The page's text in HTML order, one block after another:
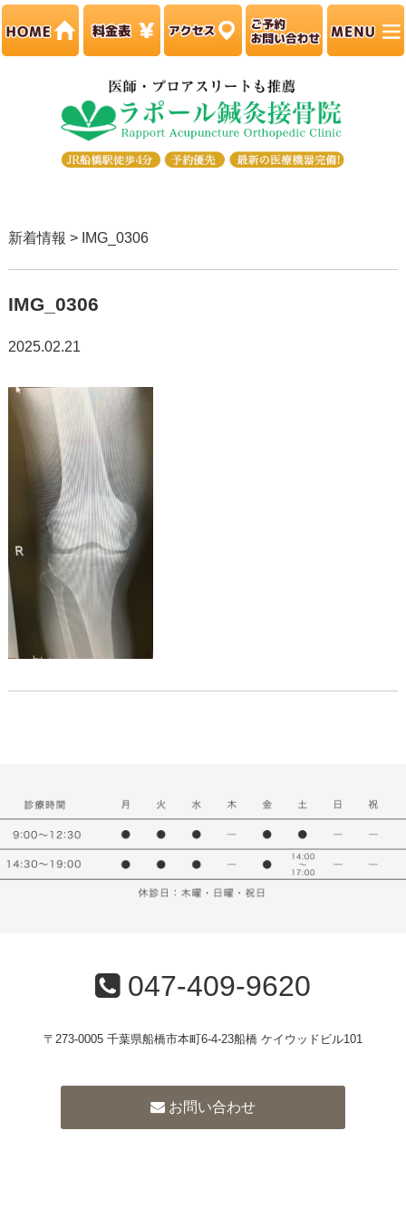
新着情報 > IMG_0306
IMG_0306
2025.02.21
047-409-9620
〒273-0005 千葉県船橋市本町6-4-23船橋 ケイウッドビル101
お問い合わせ